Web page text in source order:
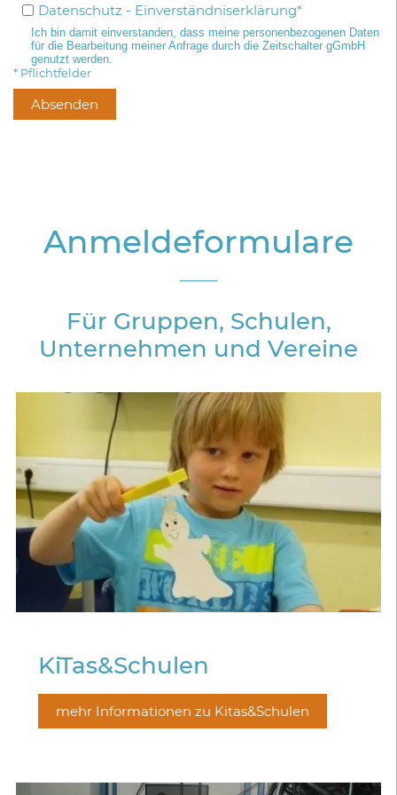
Datenschutz - Einverständniserklärung*
Ich bin damit einverstanden, dass meine personenbezogenen Daten
für die Bearbeitung meiner Anfrage durch die Zeitschalter gGmbH
genutzt werden.
* Pflichtfelder
Anmeldeformulare
Für Gruppen, Schulen,
Unternehmen und Vereine
KiTas&Schulen
mehr Informationen zu Kitas&Schulen